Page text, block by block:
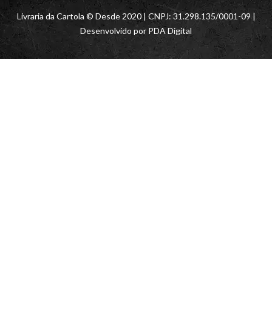
Livraria da Cartola © Desde 2020 | CNPJ: 31.298.135/0001-09 |
Desenvolvido por PDA Digital